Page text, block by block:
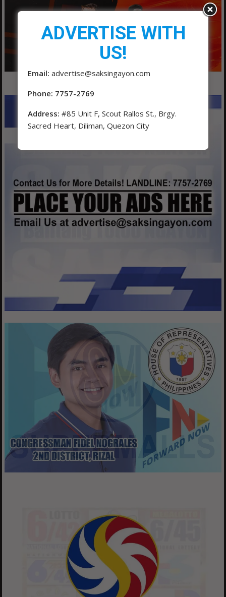
ADVERTISE WITH
US!
Email: advertise@saksingayon.com
Phone: 7757-2769
Address: #85 Unit F, Scout Rallos St., Brgy.
Sacred Heart, Diliman, Quezon City